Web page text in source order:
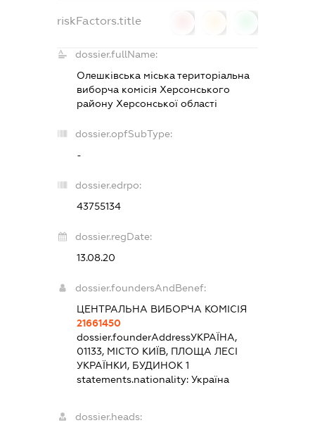
riskFactors.title
dossier.fullName:
Олешківська міська територіальна
виборча комісія Херсонського
району Херсонської області
dossier.opfSubType:
-
dossier.edrpo:
43755134
dossier.regDate:
13.08.20
dossier.foundersAndBenef:
ЦЕНТРАЛЬНА ВИБОРЧА КОМІСІЯ
21661450
dossier.founderAddressУКРАЇНА,
01133, МІСТО КИЇВ, ПЛОЩА ЛЕСІ
УКРАЇНКИ, БУДИНОК 1
statements.nationality: Україна
dossier.heads: